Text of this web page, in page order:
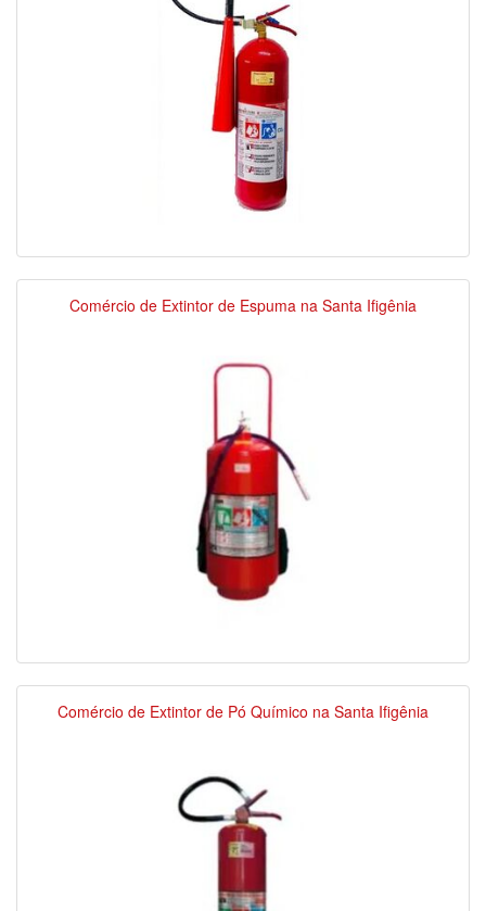
Comércio de Extintor de Espuma na Santa Ifigênia
Comércio de Extintor de Pó Químico na Santa Ifigênia